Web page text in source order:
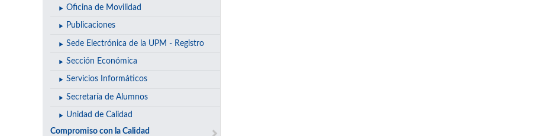
Oficina de Movilidad
Publicaciones
Sede Electrónica de la UPM - Registro
Sección Económica
Servicios Informáticos
Secretaría de Alumnos
Unidad de Calidad
Compromiso con la Calidad